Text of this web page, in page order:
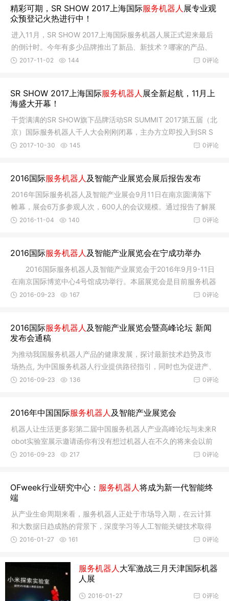
精彩可期，SR SHOW 2017上海国际服务机器人展专业观
众预登记火热进行中！
进入11月，SR SHOW 2017上海国际服务机器人展正式迎来最后
的倒计时。今年有多少品牌推出了新品、新技术？哪家的产品、
技术最博人
0评论
2017-11-02 144
SR SHOW 2017上海国际服务机器人展全新起航，11月上
海盛大开幕！
干货满满的SR SHOW旗下品牌活动SR SUMMIT 2017第五届（北
京）国际服务机器人千人大会刚刚闭幕，主办方立即投入到SR S
HOW 2017第六
0评论
2017-10-30 145
2016国际服务机器人及智能产业展览会展后报告发布
2016年国际服务机器人及智能产业展会9月11日在南京圆满落下
帷幕，展会6万多参观人次，600人的会议规模。通过报告了解展
会详细情况
0评论
2016-11-04 140
2016国际服务机器人及智能产业展览会在宁成功举办
2016国际服务机器人及智能产业展览会于2016年9月9-11日
在南京国际博览中心4号馆成功举行。本届展览会是目前服务机器
人行业在
0评论
2016-09-23 167
2016国际服务机器人及智能产业展览会暨高峰论坛 新闻
发布会通稿
为推动我国服务机器人产品的健康发展，探讨最新技术趋势及市
场热点, 为中国服务机器人行业提供路径指引，同时也为促进产、
学、研
0评论
2016-09-23 136
2016年中国国际服务机器人及智能产业展览会
机器人让生活更多彩第二届中国服务机器人产业高峰论坛与未来R
obot实验室展示邀请函你有没有想过机器人在不久的将来会以前
台接待员
0评论
2016-09-23 217
OFweek行业研究中心： 服务机器人将成为新一代智能终
端
从产业生命周期来看，服务机器人正处于市场导入期，在云计算
和大数据日趋成熟的背景下，深度学习等人工智能关键技术取得
一定实质
0评论
2016-01-27 161
服务机器人大军激战三月天津国际机器
人展
0评论
2016-01-27